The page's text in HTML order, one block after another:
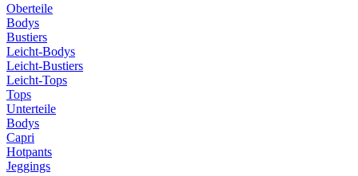
Oberteile
Bodys
Bustiers
Leicht-Bodys
Leicht-Bustiers
Leicht-Tops
Tops
Unterteile
Bodys
Capri
Hotpants
Jeggings